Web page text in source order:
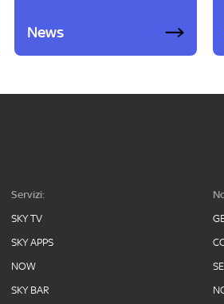
News
Servizi:
SKY TV
SKY APPS
NOW
SKY BAR